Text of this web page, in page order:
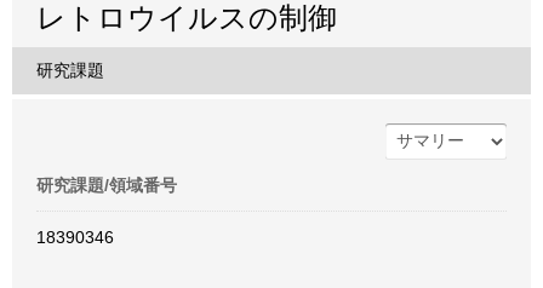
レトロウイルスの制御
研究課題
研究課題/領域番号
18390346